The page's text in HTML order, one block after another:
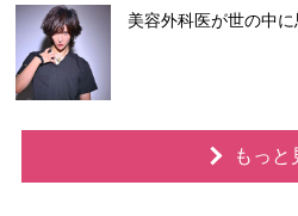
美容外科医が世の中に
もっと